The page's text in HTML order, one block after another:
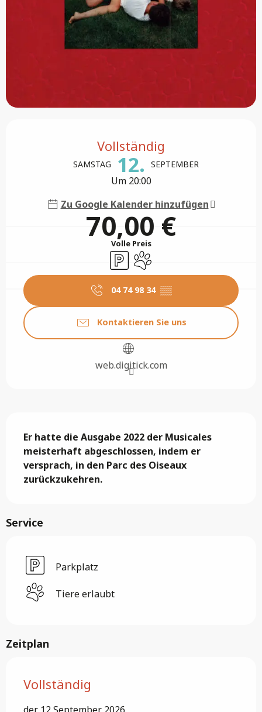
Vollständig
SAMSTAG 12. SEPTEMBER
Um 20:00
Zu Google Kalender hinzufügen
70,00 €
Volle Preis
ParkplatzTiere erlaubt
04 74 98 34 ▒▒
Kontaktieren Sie uns
web.digitick.com
Er hatte die Ausgabe 2022 der Musicales
meisterhaft abgeschlossen, indem er
versprach, in den Parc des Oiseaux
zurückzukehren.
Service
Parkplatz
Tiere erlaubt
Zeitplan
Vollständig
der 12 September 2026